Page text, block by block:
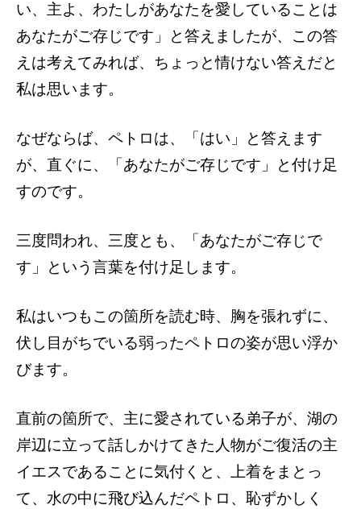
い、主よ、わたしがあなたを愛していることは
あなたがご存じです」と答えましたが、この答
えは考えてみれば、ちょっと情けない答えだと
私は思います。
なぜならば、ペトロは、「はい」と答えます
が、直ぐに、「あなたがご存じです」と付け足
すのです。
三度問われ、三度とも、「あなたがご存じで
す」という言葉を付け足します。
私はいつもこの箇所を読む時、胸を張れずに、
伏し目がちでいる弱ったペトロの姿が思い浮か
びます。
直前の箇所で、主に愛されている弟子が、湖の
岸辺に立って話しかけてきた人物がご復活の主
イエスであることに気付くと、上着をまとっ
て、水の中に飛び込んだペトロ、恥ずかしく